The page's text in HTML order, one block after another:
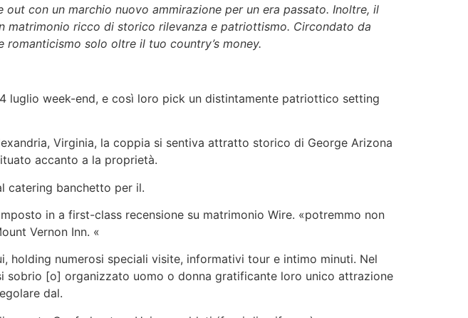
con un marchio nuovo ammirazione per un era passato. Inoltre, il
matrimonio ricco di storico rilevanza e patriottismo. Circondato da
solo oltre il tuo country’s money.
luglio week-end, e così loro pick un distintamente patriottico setting
Virginia, la coppia si sentiva attratto storico di George Arizona
accanto a la proprietà.
catering banchetto per il.
in a first-class recensione su matrimonio Wire. «potremmo non
Vernon Inn. «
numerosi speciali visite, informativi tour e intimo minuti. Nel
sobrio [o] organizzato uomo o donna gratificante loro unico attrazione
dal.